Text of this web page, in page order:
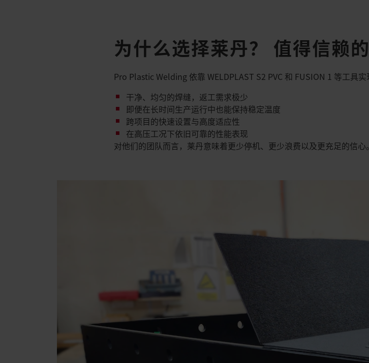
为什么选择莱丹？ 值得信赖
Pro Plastic Welding 依靠 WELDPLAST S2 PVC 和 FUSION 1 等工具实
干净、均匀的焊缝，返工需求极少​
即便在长时间生产运行中也能保持稳定温度​
跨项目的快速设置与高度适应性​
在高压工况下依旧可靠的性能表现​
对他们的团队而言，莱丹意味着更少停机、更少浪费以及更充足的信心。​